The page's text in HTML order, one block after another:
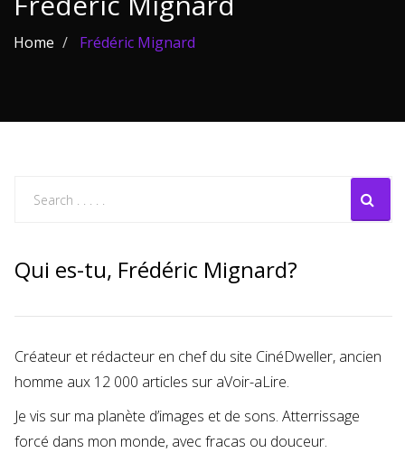
Les films par
Les Dossiers
Les acteurs
Les réalisateurs
Home Frédéric Mignard
Qui es-tu, Frédéric Mignard?
Créateur et rédacteur en chef du site CinéDweller, ancien
homme aux 12 000 articles sur aVoir-aLire.
Je vis sur ma planète d’images et de sons. Atterrissage
forcé dans mon monde, avec fracas ou douceur.